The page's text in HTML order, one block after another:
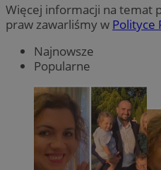
Więcej informacji na temat
praw zawarliśmy w Polityce
Najnowsze
Popularne